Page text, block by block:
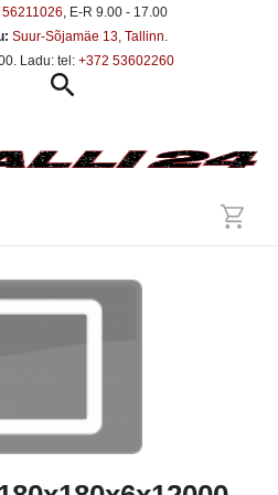
, E-R 9.00 - 17.00
Suur-Sõjamäe 13, Tallinn.
Ladu: tel: +372 53602260